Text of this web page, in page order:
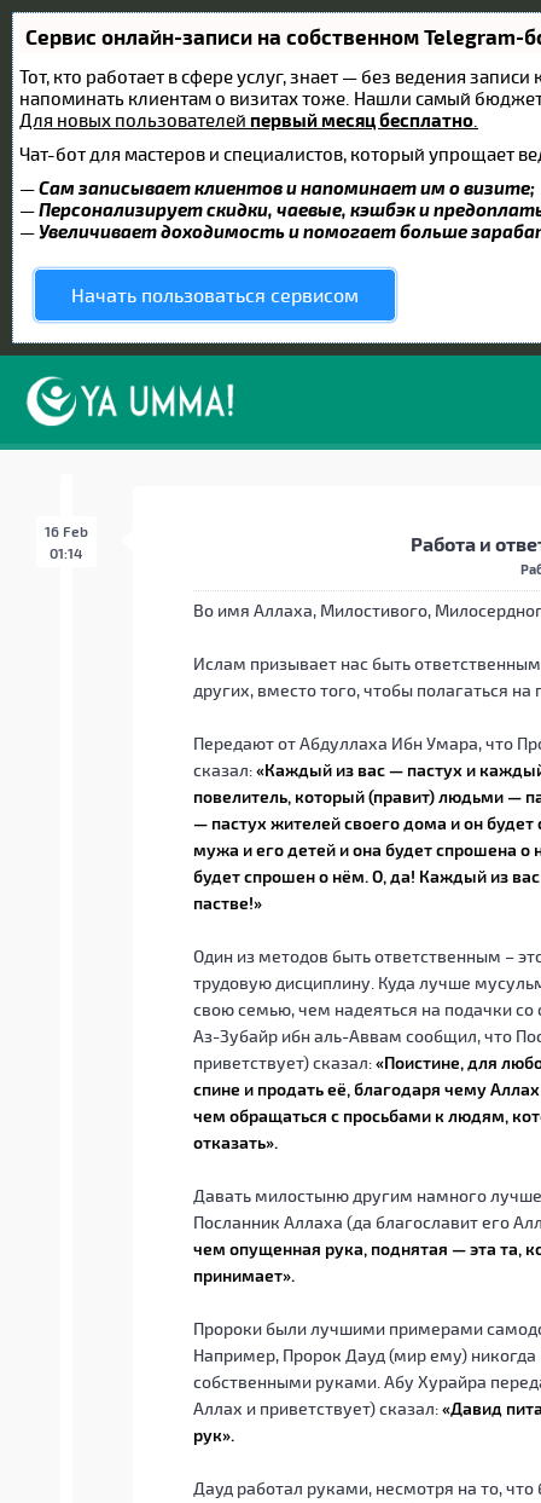
Сервис онлайн-записи на собственном Telegram-
Тот, кто работает в сфере услуг, знает — без ведения
напоминать клиентам о визитах тоже. Нашли самый
Для новых пользователей первый месяц бесплатно
Чат-бот для мастеров и специалистов, который упрощает
—Сам записывает клиентов и напоминает им о визите;
—Персонализирует скидки, чаевые, кэшбэк и
— Увеличивает доходимость и помогает больше
Начать пользоваться сервисом
16 Feb
01:14
Работа и
Во имя Аллаха, Милостивого,
Ислам призывает нас быть
других, вместо того, чтобы полагаться
Передают от Абдуллаха Ибн Умара, что
сказал:«Каждый из вас — пастух и
повелитель, который (правит) людьми —
— пастух жителей своего дома и он
мужа и его детей и она будет спрошена о
будет спрошен о нём. О, да! Каждый из
пастве!»
Один из методов быть ответственным –
трудовую дисциплину. Куда лучше
свою семью, чем надеяться на подачки со
Аз-Зубайр ибн аль-Аввам сообщил, что
приветствует) сказал:«Поистине, для
спине и продать её, благодаря чему
чем обращаться с просьбами к людям,
отказать».
Давать милостыню другим намного
Посланник Аллаха (да благославит его
чем опущенная рука, поднятая — эта та,
принимает».
Пророки были лучшими примерами
Например, Пророк Дауд (мир ему) никогда
собственными руками. Абу Хурайра
Аллах и приветствует) сказал:«Давид
рук».
Дауд работал руками, несмотря на то,